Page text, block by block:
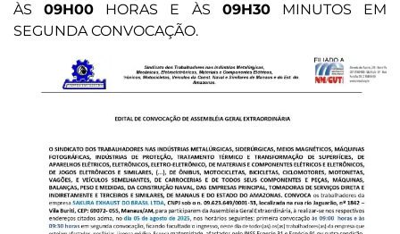
ÀS09H00 HORAS E ÀS 09H30MINUTOS EM
SEGUNDA CONVOCAÇÃO.